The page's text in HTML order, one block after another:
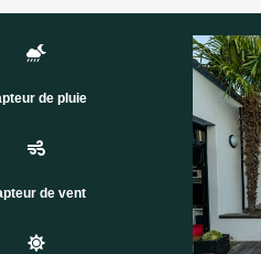
de pluie
de vent